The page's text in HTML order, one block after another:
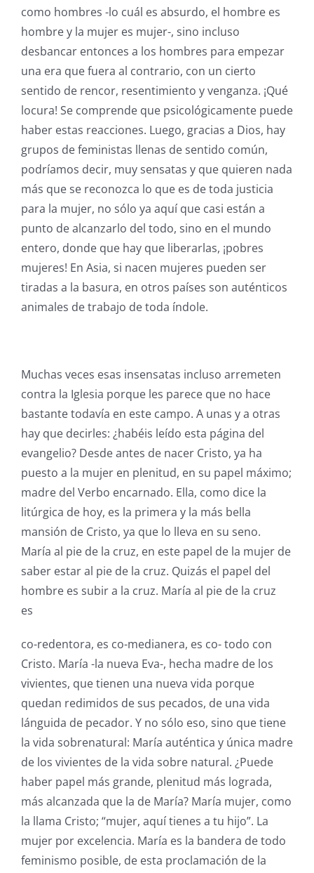
como hombres -lo cuál es absurdo, el hombre es
hombre y la mujer es mujer-, sino incluso
desbancar entonces a los hombres para empezar
una era que fuera al contrario, con un cierto
sentido de rencor, resentimiento y venganza. ¡Qué
locura! Se comprende que psicológicamente puede
haber estas reacciones. Luego, gracias a Dios, hay
grupos de feministas llenas de sentido común,
podríamos decir, muy sensatas y que quieren nada
más que se reconozca lo que es de toda justicia
para la mujer, no sólo ya aquí que casi están a
punto de alcanzarlo del todo, sino en el mundo
entero, donde que hay que liberarlas, ¡pobres
mujeres! En Asia, si nacen mujeres pueden ser
tiradas a la basura, en otros países son auténticos
animales de trabajo de toda índole.
Muchas veces esas insensatas incluso arremeten
contra la Iglesia porque les parece que no hace
bastante todavía en este campo. A unas y a otras
hay que decirles: ¿habéis leído esta página del
evangelio? Desde antes de nacer Cristo, ya ha
puesto a la mujer en plenitud, en su papel máximo;
madre del Verbo encarnado. Ella, como dice la
litúrgica de hoy, es la primera y la más bella
mansión de Cristo, ya que lo lleva en su seno.
María al pie de la cruz, en este papel de la mujer de
saber estar al pie de la cruz. Quizás el papel del
hombre es subir a la cruz. María al pie de la cruz
es
co-redentora, es co-medianera, es co- todo con
Cristo. María -la nueva Eva-, hecha madre de los
vivientes, que tienen una nueva vida porque
quedan redimidos de sus pecados, de una vida
lánguida de pecador. Y no sólo eso, sino que tiene
la vida sobrenatural: María auténtica y única madre
de los vivientes de la vida sobre natural. ¿Puede
haber papel más grande, plenitud más lograda,
más alcanzada que la de María? María mujer, como
la llama Cristo; “mujer, aquí tienes a tu hijo”. La
mujer por excelencia. María es la bandera de todo
feminismo posible, de esta proclamación de la